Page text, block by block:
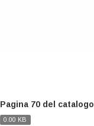
Pagina 70 del catalogo
0.00 KB